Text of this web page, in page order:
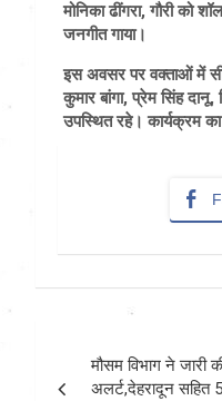
मोनिका ढींगरा, गौरी को
जनगीत गाया।
इस अवसर पर वक्ताओं में
कुमार बांगा, प्रेम सिंह दानू,
उपस्थित रहे। कार्यक्रम का
Post
navigation
मौसम विभाग ने जारी
अलर्ट,देहरादून सहित